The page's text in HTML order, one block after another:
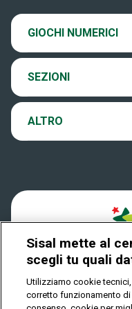
GIOCHI NUMERICI
Eurojackpot
VinciCasa
Play Your Date
SEZIONI
Ultima estrazione
Archivio estrazioni
Verifica vincite
ALTRO
Contatti
Notifiche
Privacy
Sisal mette al
scegli tu quali
Utilizziamo cookie
corretto funzionamento